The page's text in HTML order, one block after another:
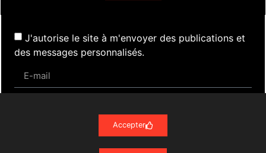
J'autorise le site à m'envoyer des publications et
des messages personnalisés.
Accepter